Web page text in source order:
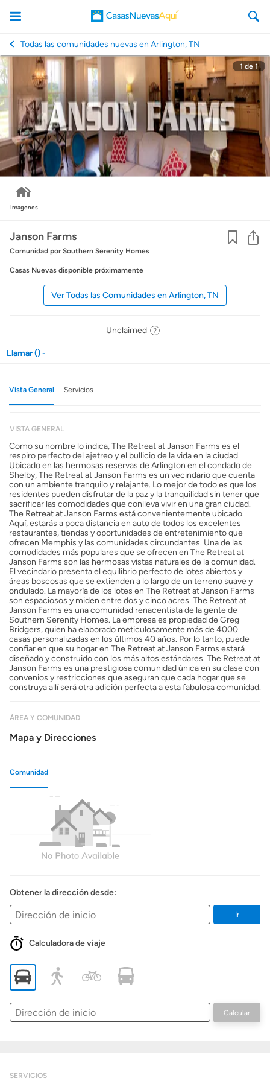
CasasNuevasAqui
Todas las comunidades nuevas en Arlington, TN
1 de 1
Imagenes
Janson Farms
Comunidad por Southern Serenity Homes
Casas Nuevas disponible próximamente
Ver Todas las Comunidades en Arlington, TN
Unclaimed
Llamar () -
Vista General Servicios
VISTA GENERAL
Como su nombre lo indica, The Retreat at Janson Farms es el
respiro perfecto del ajetreo y el bullicio de la vida en la ciudad.
Ubicado en las hermosas reservas de Arlington en el condado de
Shelby, The Retreat at Janson Farms es un vecindario que cuenta
con un ambiente tranquilo y relajante. Lo mejor de todo es que los
residentes pueden disfrutar de la paz y la tranquilidad sin tener que
sacrificar las comodidades que conlleva vivir en una gran ciudad.
The Retreat at Janson Farms está convenientemente ubicado.
Aquí, estarás a poca distancia en auto de todos los excelentes
restaurantes, tiendas y oportunidades de entretenimiento que
ofrecen Memphis y las comunidades circundantes. Una de las
comodidades más populares que se ofrecen en The Retreat at
Janson Farms son las hermosas vistas naturales de la comunidad.
El vecindario presenta el equilibrio perfecto de lotes abiertos y
áreas boscosas que se extienden a lo largo de un terreno suave y
ondulado. La mayoría de los lotes en The Retreat at Janson Farms
son espaciosos y miden entre dos y cinco acres. The Retreat at
Janson Farms es una comunidad renacentista de la gente de
Southern Serenity Homes. La empresa es propiedad de Greg
Bridgers, quien ha elaborado meticulosamente más de 4000
casas personalizadas en los últimos 40 años. Por lo tanto, puede
confiar en que su hogar en The Retreat at Janson Farms estará
diseñado y construido con los más altos estándares. The Retreat at
Janson Farms es una prestigiosa comunidad única en su clase con
convenios y restricciones que aseguran que cada hogar que se
construya allí será otra adición perfecta a esta fabulosa comunidad.
ÁREA Y COMUNIDAD
Mapa y Direcciones
Comunidad
Obtener la dirección desde:
Ir
Calculadora de viaje
Dirección
de
Calcular
SERVICIOS